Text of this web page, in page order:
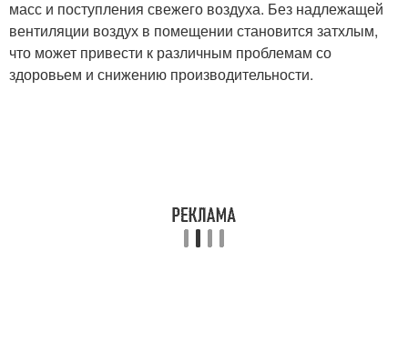
масс и поступления свежего воздуха. Без надлежащей
вентиляции воздух в помещении становится затхлым,
что может привести к различным проблемам со
здоровьем и снижению производительности.